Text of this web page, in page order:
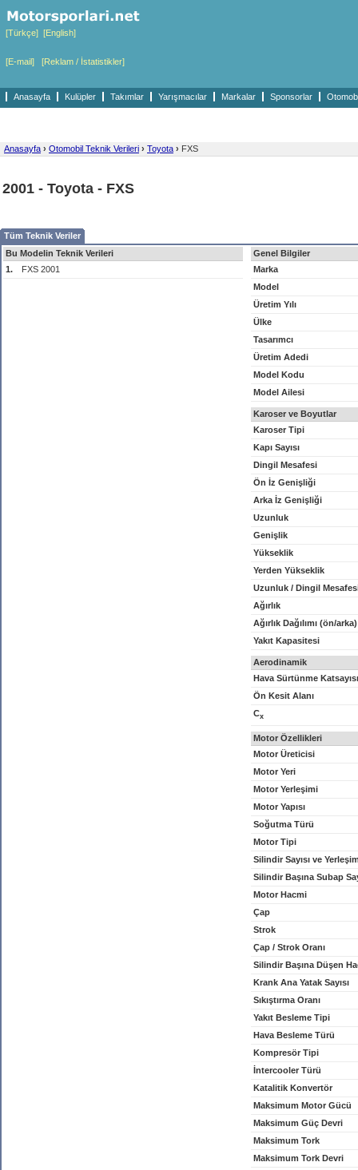
[Türkçe] [English]
[E-mail] [Reklam / İstatistikler]
Anasayfa Kulüpler Takımlar Yarışmacılar Markalar Sponsorlar
Anasayfa › Otomobil Teknik Verileri › Toyota › FXS
2001 - Toyota - FXS
Tüm Teknik Veriler
Bu Modelin Teknik Verileri
1.
FXS 2001
Genel Bilgiler
Marka
Model
Üretim Yılı
Ülke
Tasarımcı
Üretim Adedi
Model Kodu
Model Ailesi
Karoser ve Boyutlar
Karoser Tipi
Kapı Sayısı
Dingil Mesafesi
Ön İz Genişliği
Arka İz Genişliği
Uzunluk
Genişlik
Yükseklik
Yerden Yükseklik
Uzunluk / Dingil
Ağırlık
Ağırlık Dağılımı (ön/arka)
Yakıt Kapasitesi
Aerodinamik
Hava Sürtünme Katsayısı
Ön Kesit Alanı
Cx
Motor Özellikleri
Motor Üreticisi
Motor Yeri
Motor Yerleşimi
Motor Yapısı
Soğutma Türü
Motor Tipi
Silindir Sayısı ve
Silindir Başına Subap
Motor Hacmi
Çap
Strok
Çap / Strok Oranı
Silindir Başına Düşen
Krank Ana Yatak Sayısı
Sıkıştırma Oranı
Yakıt Besleme Tipi
Hava Besleme Türü
Kompresör Tipi
İntercooler Türü
Katalitik Konvertör
Maksimum Motor Gücü
Maksimum Güç Devri
Maksimum Tork
Maksimum Tork Devri